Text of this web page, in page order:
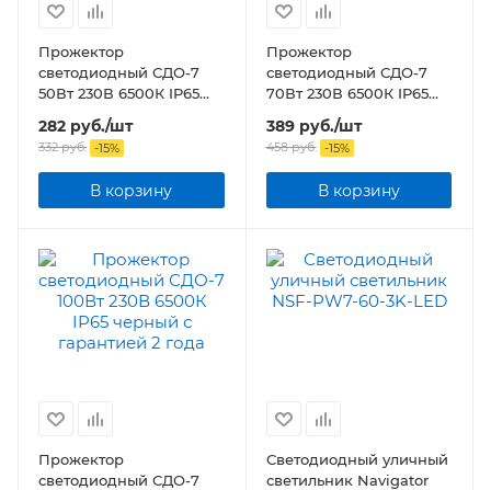
Прожектор
светодиодный СДО-7
50Вт 230В 6500К IP65
черный
282 руб./шт
332руб. -15%
В корзину
Прожектор
светодиодный СДО-7
70Вт 230В 6500К IP65
389руб./шт
458руб. -15%
В корзину
Прожектор
светодиодный СДО-7
Светодиодный уличный
светильник Navigator